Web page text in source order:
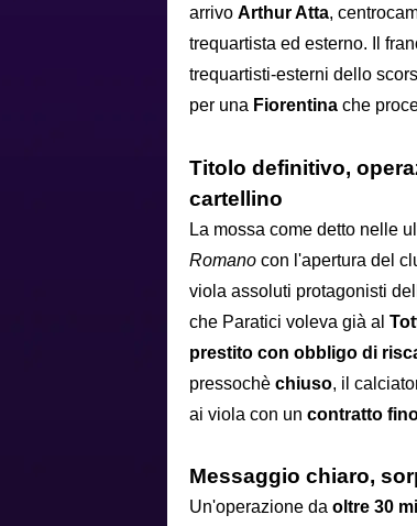
arrivo Arthur Atta,
trequartista ed esterno. Il
trequartisti-esterni dello
per una Fiorentina che
Titolo definitivo,
cartellino
La mossa come detto nelle
Romano con l'apertura del
viola assoluti protagonisti
che Paratici voleva già al
prestito con obbligo di
pressochè chiuso, il
ai viola con un contratto
Messaggio chiaro,
Un'operazione da oltre 30